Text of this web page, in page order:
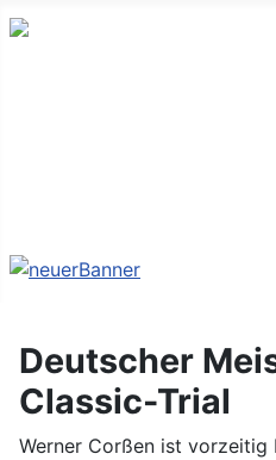
Deutscher
Classic-Trial
Werner Corßen ist vorzeitig